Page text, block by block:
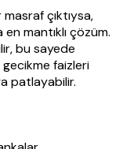
çıktıysa,
mantıklı çözüm.
bu sayede
faizleri
patlayabilir.